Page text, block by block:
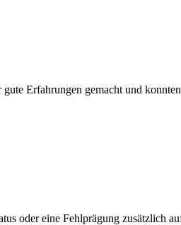
Erfahrungen gemacht und
oder eine Fehlprägung zusätzlich